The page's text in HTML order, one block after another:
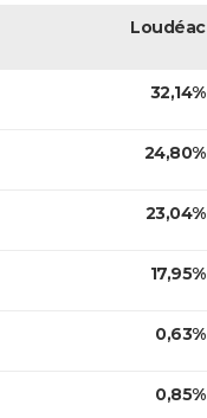
Loudéac
32,14%
24,80%
23,04%
17,95%
0,63%
0,85%